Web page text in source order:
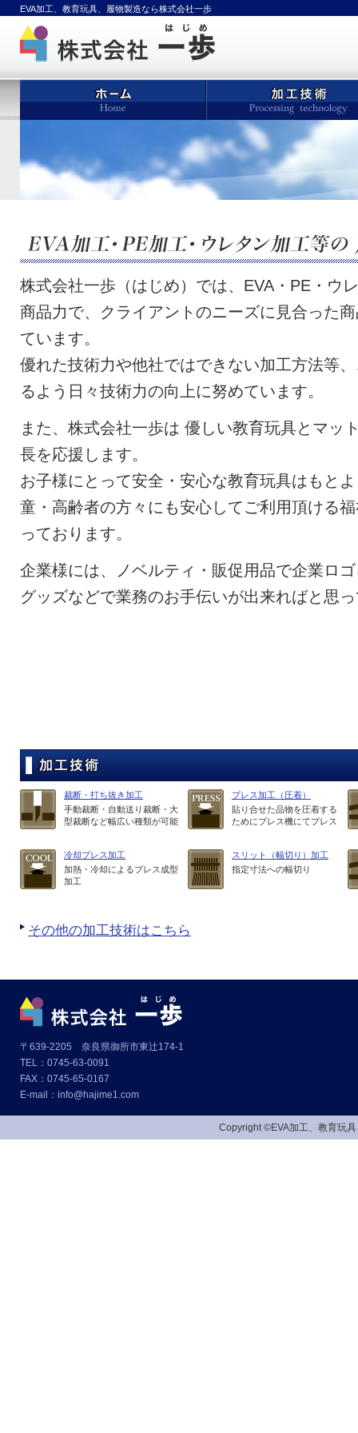
EVA加工、教育玩具、履物製造なら株式会社一歩
株式会社一歩（はじめ）では、EVA・PE・ウ
商品力で、クライアントのニーズに見合った
ています。
優れた技術力や他社ではできない加工方法等
るよう日々技術力の向上に努めています。
また、株式会社一歩は 優しい教育玩具とマッ
長を応援します。
お子様にとって安全・安心な教育玩具はもと
童・高齢者の方々にも安心してご利用頂ける
っております。
企業様には、ノベルティ・販促用品で企業ロ
グッズなどで業務のお手伝いが出来ればと思
裁断・打ち抜き加工
手動裁断・自動送り裁断・大
型裁断など幅広い種類が可能
プレス加工（圧着）
貼り合せた品物を圧着する
ためにプレス機にてプレス
冷却プレス加工
加熱・冷却によるプレス成型
加工
スリット（幅切り）加工
指定寸法への幅切り
その他の加工技術はこちら
〒639-2205 奈良県御所市東辻174-1
TEL：0745-63-0091
FAX：0745-65-0167
E-mail：info@hajime1.com
Copyright ©EVA加工、教育玩